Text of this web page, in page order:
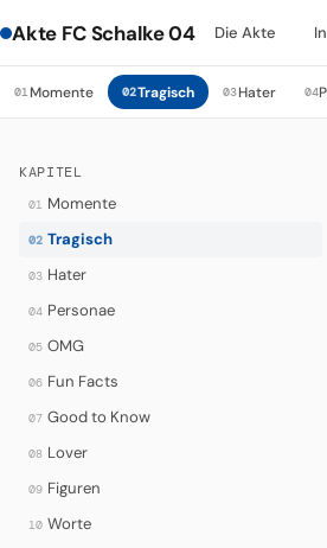
Akte FC Schalke 04 Die Akte
01Momente 02Tragisch 03Hater 04
KAPITEL
01 Momente
02 Tragisch
03 Hater
04 Personae
05 OMG
06 Fun Facts
07 Good to Know
08 Lover
09 Figuren
10 Worte